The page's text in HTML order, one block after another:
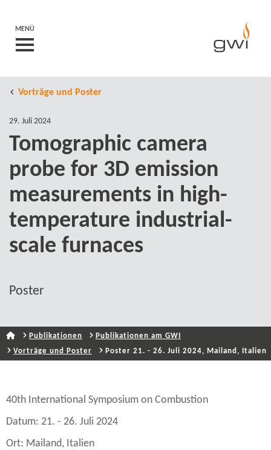
MENÜ
Vorträge und Poster
29. Juli 2024
Tomographic camera
probe for 3D emission
measurements in high-​
temperature industrial-​
scale furnaces
Poster
Publikationen
Publikationen am GWI
Vorträge und Poster
Poster 21. - 26. Juli 2024, Mailand, Italien
40th International Symposium on Combustion
Datum: 21. - 26. Juli 2024
Ort: Mailand, Italien